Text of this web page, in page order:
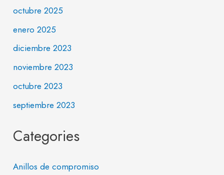
octubre 2025
enero 2025
diciembre 2023
noviembre 2023
octubre 2023
septiembre 2023
Categories
Anillos de compromiso